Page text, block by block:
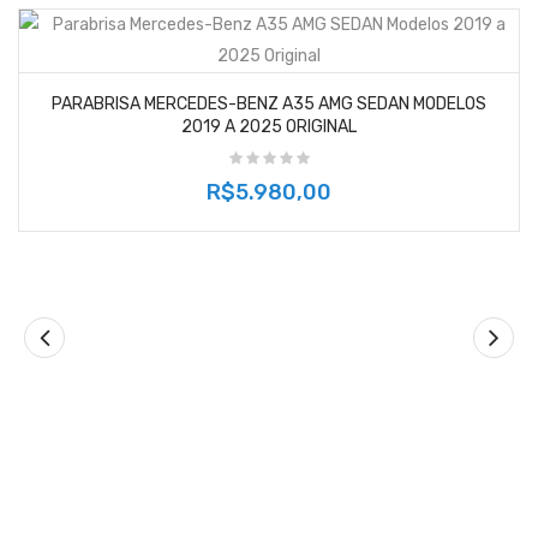
PARABRISA MERCEDES-BENZ A35 AMG SEDAN MODELOS
2019 A 2025 ORIGINAL
R$5.980,00